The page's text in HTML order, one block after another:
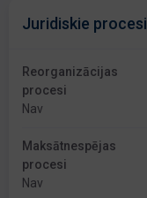
Juridiskie procesi
Reorganizācijas
procesi
Nav
Maksātnespējas
procesi
Nav